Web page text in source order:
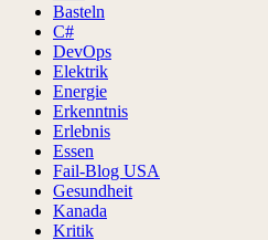
Basteln
C#
DevOps
Elektrik
Energie
Erkenntnis
Erlebnis
Essen
Fail-Blog USA
Gesundheit
Kanada
Kritik